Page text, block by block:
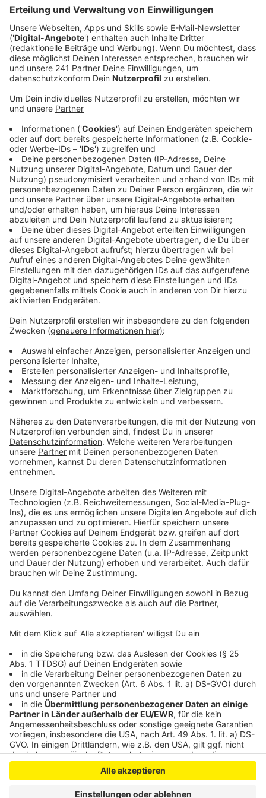
Anzeige
Veröffentlicht:Dienstag, 27.09.2022 15:52
Anzeige
Im Verbraucherzentrale-Duschrechner gibt man seinen
deinen Wohnort ein, die Anzahl der Personen, die im
Haushalt leben, wie häufig pro Woche geduscht wird
und die Art der Wassererwärmung, zum Beispiel
Durchlauferhitzer über Strom, Erdgas oder
Wärmepumpe. Dann noch die Wassertemperatur und
die Schüttmenge pro Minute. Falls man seine Werte
nicht genau kennt, kann man Durchschnittswerte
angeben. Am Ende kommt eine Übersicht über
Energieverbrauch, Wasser, Abwasser und natürlich die
Kosten pro Duschgang und pro Jahr raus.
Anzeige
Duschgang nicht überall gleich teuer
Wie teuer das duschen wird, ist nicht nur von
Temperatur und Duschlänge abhängig. Auch der
Wohnort ist entscheidend. Beispielsweise kostet der
Duschgang in Köln bei 37 Grad, zehn Liter Wasser pro
- bei zwei Personen, die jeden Tag duschen macht das
410 Euro im Jahr. Das gleiche Duschverhalten kostet
in Essen 520 Euro. Da lohnt sich sparen. Etwa mit
einem Sparduschkopf, der ungefähr die Hälfte an
statt zehn Liter die Minute und fünf statt sechs
Minuten Duschen, dann spart man je nach
Stadt zwischen 20 und 35 Cent pro Duschgang -
macht im Jahr zwischen 150 Euro 260 Euro für einen
zwei Personen-Haushalt.
Hier geht es zum Duschrechner:
verbraucherzentrale.nrw/duschrechner
Anzeige
Anzeige